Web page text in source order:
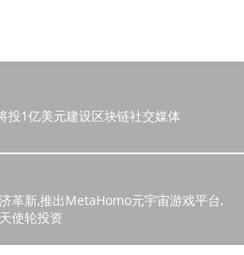
1亿美元建设区块链社交媒体
革新,推出MetaHomo元宇宙游戏平台,
使轮投资